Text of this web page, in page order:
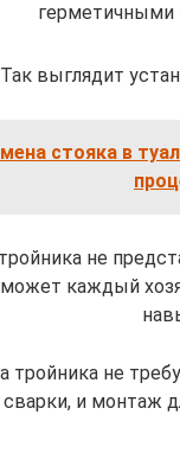
герметичными
Так выглядит
стояка в
не
каждый
тройника не
сварки, и монтаж